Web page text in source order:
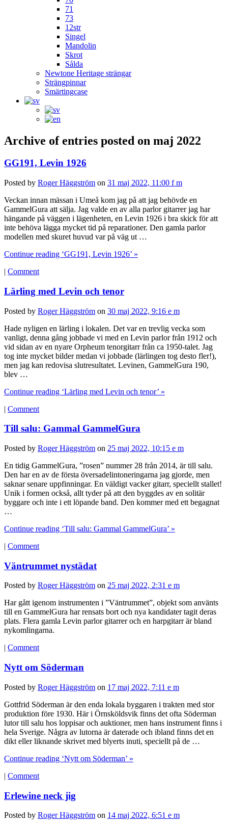
71
73
12str
Singel
Mandolin
Skrot
Sålda
Newtone Heritage strängar
Strängpinnar
Smärtingcase
Archive of entries posted on maj 2022
GG191, Levin 1926
Posted by Roger Häggström on 31 maj 2022, 11:00 f m
Veckan innan mässan i Umeå kom jag på att jag behövde en
GammelGura att sälja. Jag valde en av alla parlor gitarrer jag har
hängande på väggen i lägenheten, en Levin 1926 i bra skick för att
inte behöva lägga mycket tid på reparationer. Den gamla parlor
modellen med skuret huvud var på väg ut …
Continue reading ‘GG191, Levin 1926’ »
| Comment
Lärling med Levin och tenor
Posted by Roger Häggström on 30 maj 2022, 9:16 e m
Hade nyligen en lärling i lokalen. Det var en trevlig vecka som
vanligt, denna gång jobbade vi med en Levin parlor från 1912 och
vid sidan av en nyare Orpheum tenorgitarr från ca 1950-talet. Jag
tog inte mycket bilder medan vi jobbade (lärlingen tog desto fler!),
men jag kan redovisa slutresultatet. Levinen, GammelGura 190,
blev …
Continue reading ‘Lärling med Levin och tenor’ »
| Comment
Till salu: Gammal GammelGura
Posted by Roger Häggström on 25 maj 2022, 10:15 e m
En tidig GammelGura, ”rosen” nummer 28 från 2014, är till salu.
Den har en av de första översadelintoneringarna jag gjorde, men
saknar senare uppfinningar. En väldigt vacker gitarr, speciellt stallet!
Unik i formen också, allt tyder på att den byggdes av en solitär
byggare och inte i ett löpande band. Den kommer med ett begagnat
…
Continue reading ‘Till salu: Gammal GammelGura’ »
| Comment
Väntrummet nystädat
Posted by Roger Häggström on 25 maj 2022, 2:31 e m
Har gått igenom instrumenten i ”Väntrummet”, objekt som använts
till en GammelGura har rensats bort och nya kandidater tagit deras
plats. Flera gamla Levin parlor gitarrer och en harpgitarr är bland
nykomlingarna.
| Comment
Nytt om Söderman
Posted by Roger Häggström on 17 maj 2022, 7:11 e m
Gottfrid Söderman är den enda lokala byggaren i trakten med stor
produktion före 1930. Här i Örnsköldsvik finns det ofta Söderman
lutor till salu hos loppisar och auktioner, men hans instrument finns i
hela Sverige. Några av lutorna är daterade och ibland finns det en
dikt eller liknande skrivet med blyerts inuti, speciellt på de …
Continue reading ‘Nytt om Söderman’ »
| Comment
Erlewine neck jig
Posted by Roger Häggström on 14 maj 2022, 6:51 e m